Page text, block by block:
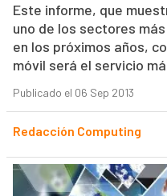
Este informe, que
uno de los sectores
en los próximos años,
móvil será el servicio
Publicado el 06 Sep 2013
Redacción Computing